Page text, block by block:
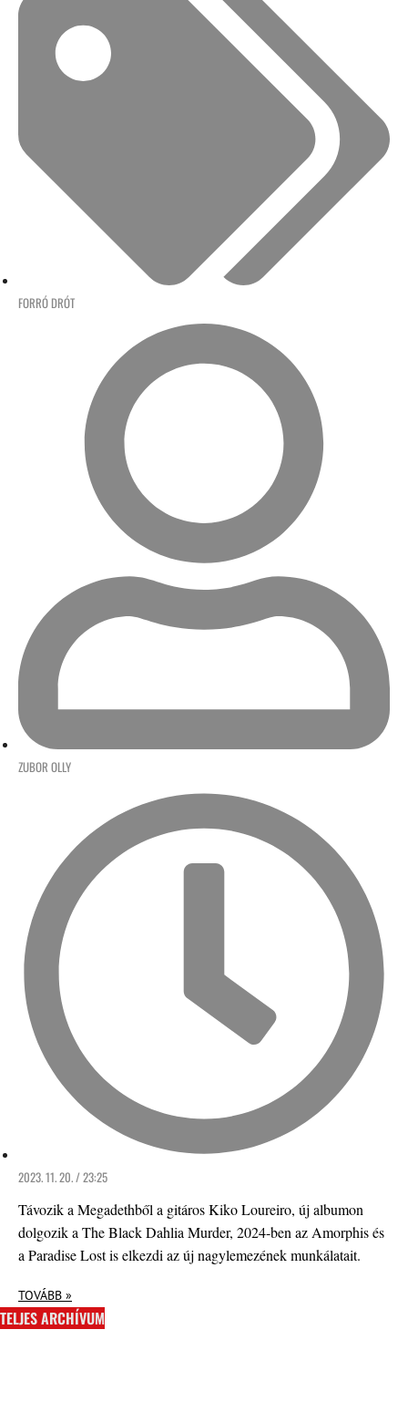
FORRÓ DRÓT
ZUBOR OLLY
2023. 11. 20. / 23:25
Távozik a Megadethből a gitáros Kiko Loureiro, új albumon
dolgozik a The Black Dahlia Murder, 2024-ben az Amorphis és
a Paradise Lost is elkezdi az új nagylemezének munkálatait.
TOVÁBB »
TELJES ARCHÍVUM